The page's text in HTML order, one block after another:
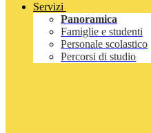
Servizi
Panoramica
Famiglie e studenti
Personale scolastico
Percorsi di studio